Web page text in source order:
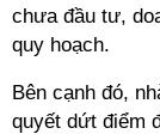
chưa đầu tư,
quy hoạch.
Bên cạnh đó,
quyết dứt điểm